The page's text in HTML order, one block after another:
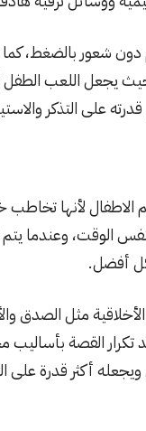
شعور بالضغط،
يجعل اللعب الطفل
على التذكر
الاطفال لأنها
الوقت، وعندما
أفضل.
مثل الصدق
القصة
أكثر قدرة على